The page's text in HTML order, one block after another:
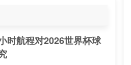
时航程对2026世界杯球